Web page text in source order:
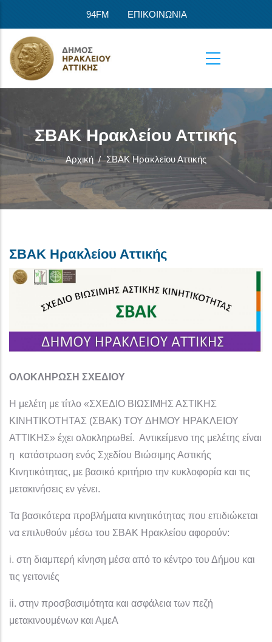
94FM ΕΠΙΚΟΙΝΩΝΙΑ
ΣΒΑΚ Ηρακλείου Αττικής
Αρχική / ΣΒΑΚ Ηρακλείου Αττικής
ΣΒΑΚ Ηρακλείου Αττικής
ΟΛΟΚΛΗΡΩΣΗ ΣΧΕΔΙΟΥ
Η μελέτη με τίτλο «ΣΧΕΔΙΟ ΒΙΩΣΙΜΗΣ ΑΣΤΙΚΗΣ
ΚΙΝΗΤΙΚΟΤΗΤΑΣ (ΣΒΑΚ) ΤΟΥ ΔΗΜΟΥ ΗΡΑΚΛΕΙΟΥ
ΑΤΤΙΚΗΣ» έχει ολοκληρωθεί. Αντικείμενο της μελέτης είναι
η κατάστρωση ενός Σχεδίου Βιώσιμης Αστικής
Κινητικότητας, με βασικό κριτήριο την κυκλοφορία και τις
μετακινήσεις εν γένει.
Τα βασικότερα προβλήματα κινητικότητας που επιδιώκεται
να επιλυθούν μέσω του ΣΒΑΚ Ηρακλείου αφορούν:
i. στη διαμπερή κίνηση μέσα από το κέντρο του Δήμου και
τις γειτονιές
ii. στην προσβασιμότητα και ασφάλεια των πεζή
μετακινουμένων και ΑμεΑ